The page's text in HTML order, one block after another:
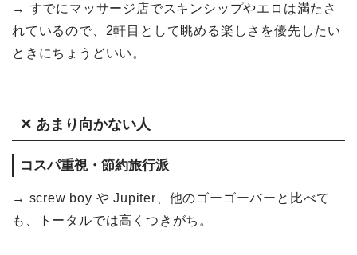
→ すでにマッサージ店でスキンシップやエロは満たさ
れているので、2軒目として眺める楽しさを優先したい
ときにちょうどいい。
✕ あまり向かない人
コスパ重視・節約旅行派
→ screw boy や Jupiter、他のゴーゴーバーと比べて
も、トータルでは高くつきがち。